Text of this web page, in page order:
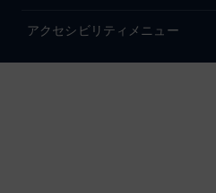
アクセシビリティメニュー